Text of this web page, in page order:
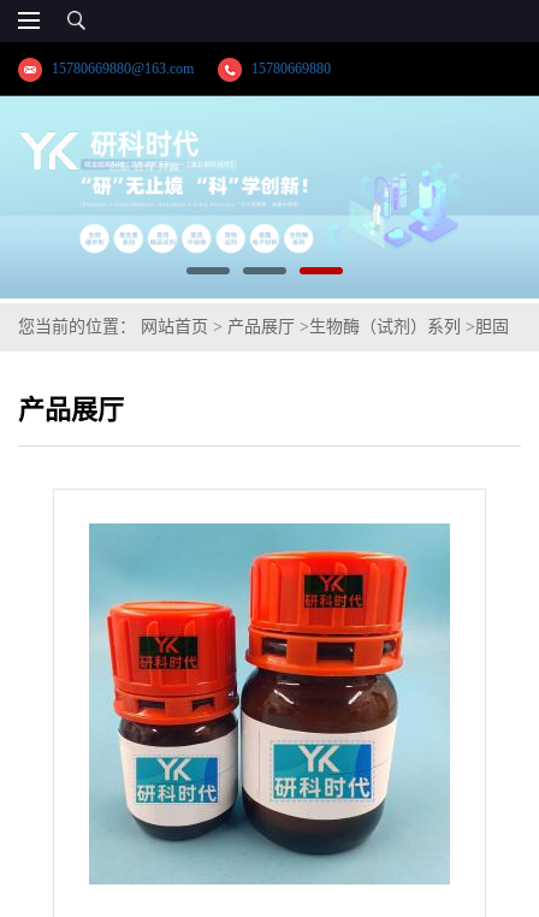
15780669880@163.com 15780669880
您当前的位置： 网站首页 > 产品展厅 >生物酶（试剂）系列 >胆固
产品展厅